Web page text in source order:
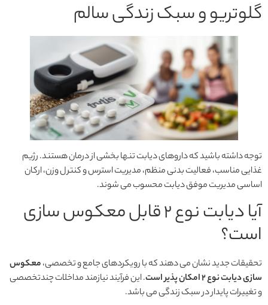
گلوتریو و سبک زندگی سالم
توجه داشته باشید که داروهای دیابت تنها بخشی از درمان هستند. رژیم
غذایی مناسب، فعالیت بدنی منظم، مدیریت استرس و کنترل وزن، ارکان
اساسی مدیریت موفق دیابت محسوب می شوند.
آیا دیابت نوع ۲ قابل معکوس سازی
است؟
تحقیقات جدید نشان می دهند که با رویکردهای جامع و تخصصی،معکوس
سازی دیابت نوع ۲ امکان پذیر است
. این فرآیند نیازمند مداخلات چندتخصصی
و تغییرات پایدار در سبک زندگی می باشد.